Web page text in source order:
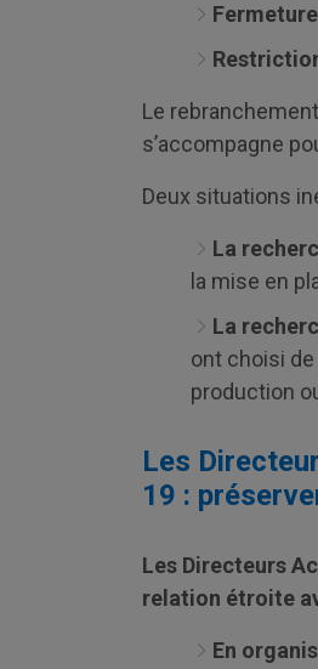
Le
s’accompagne
Deux situations
La
la mise en
La
ont choisi de
production
Les
19 :
Les Directeurs
relation étroite
En